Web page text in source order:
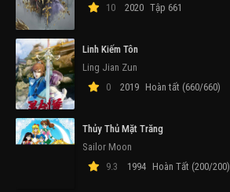
10
2020 Tập 661
Linh Kiếm Tôn
Ling Jian Zun
0
2019 Hoàn tất (660/660)
Thủy Thủ Mặt Trăng
Sailor Moon
9.3
1994 Hoàn Tất (200/200)